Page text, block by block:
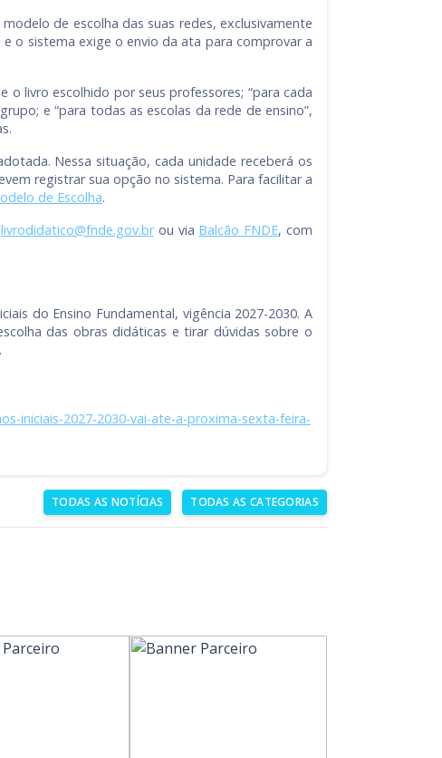
de escolha das suas redes, exclusivamente
o sistema exige o envio da ata para comprovar a
o livro escolhido por seus professores; “para cada
e “para todas as escolas da rede de ensino”,
Nessa situação, cada unidade receberá os
registrar sua opção no sistema. Para facilitar a
de Escolha.
livrodidatico@fnde.gov.brou via Balcão FNDE, com
do Ensino Fundamental, vigência 2027-2030. A
das obras didáticas e tirar dúvidas sobre o
.
iniciais-2027-2030-vai-ate-a-proxima-sexta-feira-
TODAS AS NOTÍCIAS TODAS AS CATEGORIAS